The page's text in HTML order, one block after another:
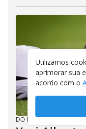
DO R7 31/07/2026
Utilizamos
aprimorar sua
acordo com o